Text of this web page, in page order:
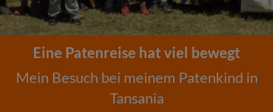
Eine Patenreise hat viel bewegt
Mein Besuch bei meinem Patenkind in
Tansania